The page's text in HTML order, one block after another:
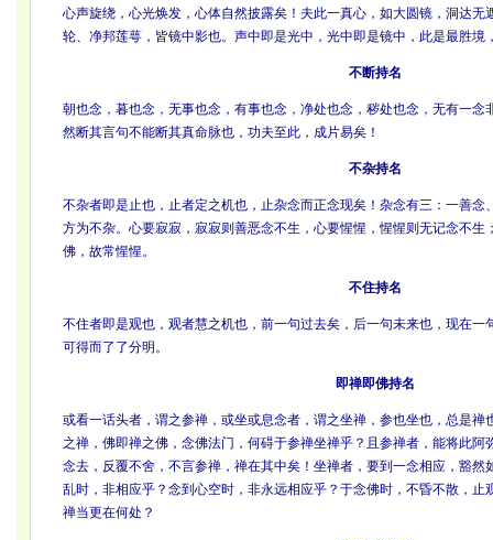
心声旋绕，心光焕发，心体自然披露矣！夫此一真心，如大圆镜，洞达无
轮、净邦莲萼，皆镜中影也。声中即是光中，光中即是镜中，此是最胜境
不断持名
朝也念，暮也念，无事也念，有事也念，净处也念，秽处也念，无有一念
然断其言句不能断其真命脉也，功夫至此，成片易矣！
不杂持名
不杂者即是止也，止者定之机也，止杂念而正念现矣！杂念有三：一善念
方为不杂。心要寂寂，寂寂则善恶念不生，心要惺惺，惺惺则无记念不生
佛，故常惺惺。
不住持名
不住者即是观也，观者慧之机也，前一句过去矣，后一句未来也，现在一
可得而了了分明。
即禅即佛持名
或看一话头者，谓之参禅，或坐或息念者，谓之坐禅，参也坐也，总是禅
之禅，佛即禅之佛，念佛法门，何碍于参禅坐禅乎？且参禅者，能将此阿
念去，反覆不舍，不言参禅，禅在其中矣！坐禅者，要到一念相应，豁然
乱时，非相应乎？念到心空时，非永远相应乎？于念佛时，不昏不散，止
禅当更在何处？